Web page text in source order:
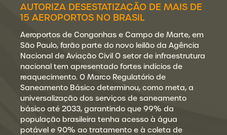
AUTORIZA DESESTATIZAÇÃO DE MAIS DE
15 AEROPORTOS NO BRASIL
Aeroportos de Congonhas e Campo de Marte, em
São Paulo, farão parte do novo leilão da Agência
Nacional de Aviação Civil O setor de infraestrutura
nacional tem apresentado fortes indícios de
reaquecimento. O Marco Regulatório de
Saneamento Básico determinou, como meta, a
universalização dos serviços de saneamento
básico até 2033, garantindo que 99% da
população brasileira tenha acesso à água
potável e 90% ao tratamento e à coleta de